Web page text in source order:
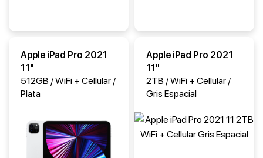
Apple iPad Pro 2021
11"
512GB / WiFi + Cellular /
Plata
Apple iPad Pro 2021
11"
2TB / WiFi + Cellular /
Gris Espacial